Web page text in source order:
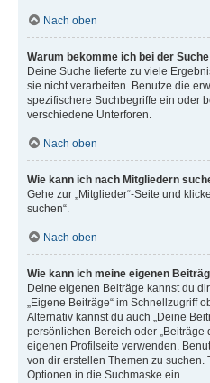
Nach oben
Warum bekomme ich bei der
Deine Suche lieferte zu viele
sie nicht verarbeiten. Benutze die
spezifischere Suchbegriffe ein oder
verschiedene Unterforen.
Nach oben
Wie kann ich nach Mitgliedern
Gehe zur „Mitglieder“-Seite und
suchen“.
Nach oben
Wie kann ich meine eigenen
Deine eigenen Beiträge kannst du
„Eigene Beiträge“ im Schnellzugriff
Alternativ kannst du auch „Deine
persönlichen Bereich oder „Beiträge
eigenen Profilseite verwenden.
von dir erstellen Themen zu suchen.
Optionen in die Suchmaske ein.